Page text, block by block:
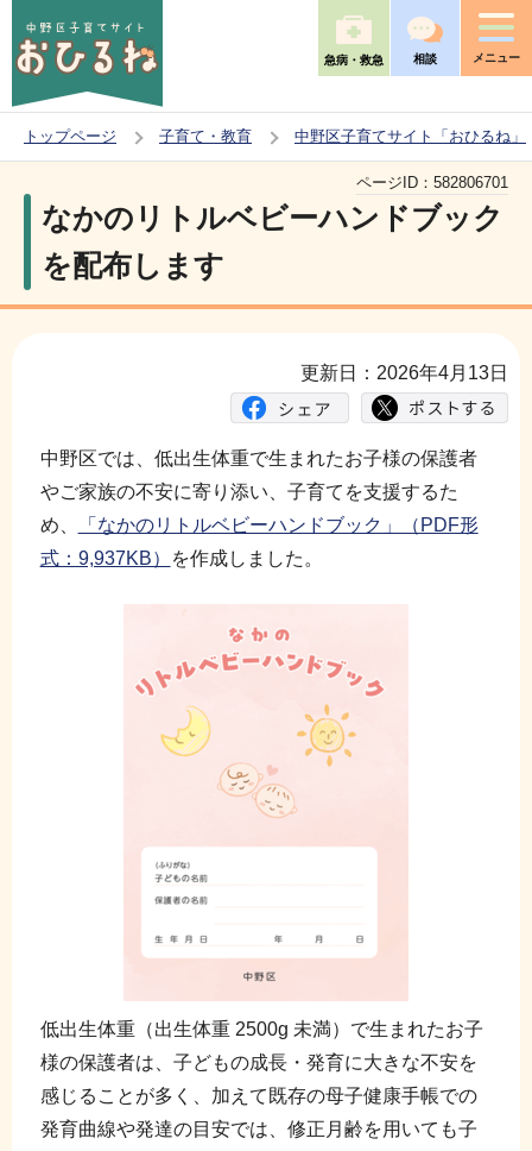
の
ー
す
急病・救急 相談 メニュー
トップページ 子育て・教育 中野区子育てサイト「おひるね」
か
なかのリトルベビーハンドブック
を配布します
ページID： 582806701
更新日：2026年4月13日
中野区では、低出生体重で生まれたお子様の保護者
やご家族の不安に寄り添い、子育てを支援するた
め、
「なかのリトルベビーハンドブック」（PDF形
式：9,937KB）
を作成しました。
低出生体重（出生体重 2500g 未満）で生まれたお子
様の保護者は、子どもの成長・発育に大きな不安を
感じることが多く、加えて既存の母子健康手帳での
発育曲線や発達の目安では、修正月齢を用いても子